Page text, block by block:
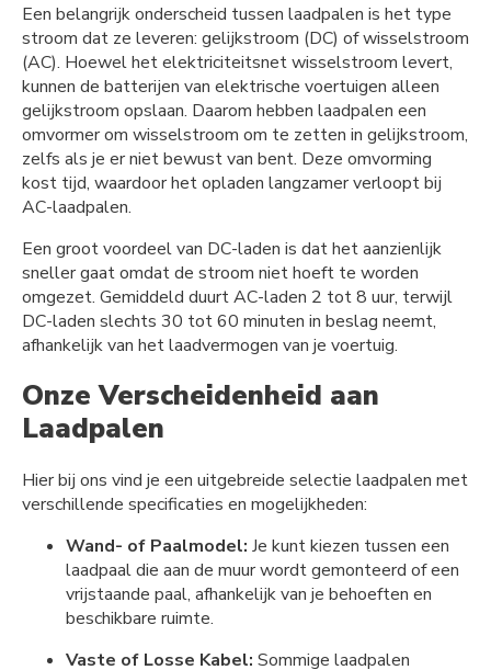
Een belangrijk onderscheid tussen laadpalen is het type
stroom dat ze leveren: gelijkstroom (DC) of wisselstroom
(AC). Hoewel het elektriciteitsnet wisselstroom levert,
kunnen de batterijen van elektrische voertuigen alleen
gelijkstroom opslaan. Daarom hebben laadpalen een
omvormer om wisselstroom om te zetten in gelijkstroom,
zelfs als je er niet bewust van bent. Deze omvorming
kost tijd, waardoor het opladen langzamer verloopt bij
AC-laadpalen.
Een groot voordeel van DC-laden is dat het aanzienlijk
sneller gaat omdat de stroom niet hoeft te worden
omgezet. Gemiddeld duurt AC-laden 2 tot 8 uur, terwijl
DC-laden slechts 30 tot 60 minuten in beslag neemt,
afhankelijk van het laadvermogen van je voertuig.
Onze Verscheidenheid aan
Laadpalen
Hier bij ons vind je een uitgebreide selectie laadpalen met
verschillende specificaties en mogelijkheden:
Wand- of Paalmodel: Je kunt kiezen tussen een
laadpaal die aan de muur wordt gemonteerd of een
vrijstaande paal, afhankelijk van je behoeften en
beschikbare ruimte.
Vaste of Losse Kabel: Sommige laadpalen